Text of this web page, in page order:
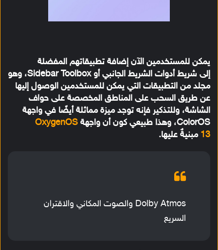
يمكن للمستخدمين الآن إضافة تطبيقاتهم المفضلة
إلى شريط أدوات الشريط الجانبي أو Sidebar Toolbox، وهو
مجلد من التطبيقات التي يمكن للمستخدمين الوصول إليها
عن طريق السحب على المناطق المخصصة على حواف
الشاشة، وللتذكير فإنه توجد ميزة مماثلة أيضًا في واجهة
ColorOS، وهذا طبيعي كون أن واجهة
OxygenOS
13 مبنيةٌ عليها.
Dolby Atmos والصوت المكاني والاقتران
السريع